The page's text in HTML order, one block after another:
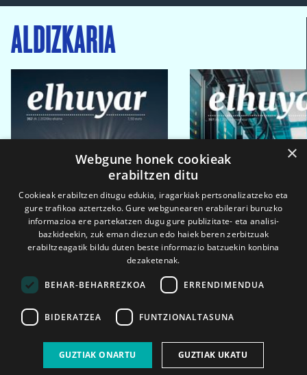
ALDIZKARIA
2026ko eka. 1a 2026ko mar. 1a
×
Webgune honek cookieak
erabiltzen ditu
Cookieak erabiltzen ditugu edukia, iragarkiak pertsonalizatzeko eta
gure trafikoa aztertzeko. Gure webgunearen erabilerari buruzko
informazioa ere partekatzen dugu gure publizitate- eta analisi-
bazkideekin, zuk eman diezun edo haiek beren zerbitzuak
erabiltzeagatik bildu duten beste informazio batzuekin konbina
dezaketenak.
BEHAR-BEHARREZKOA ERRENDIMENDUA
BIDERATZEA FUNTZIONALTASUNA
GUZTIAK ONARTU GUZTIAK UKATU